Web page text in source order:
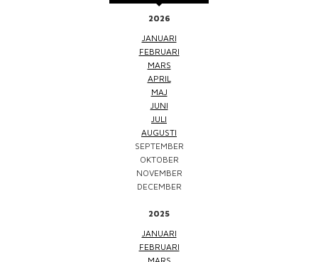
2026
JANUARI
FEBRUARI
MARS
APRIL
MAJ
JUNI
JULI
AUGUSTI
SEPTEMBER
OKTOBER
NOVEMBER
DECEMBER
2025
JANUARI
FEBRUARI